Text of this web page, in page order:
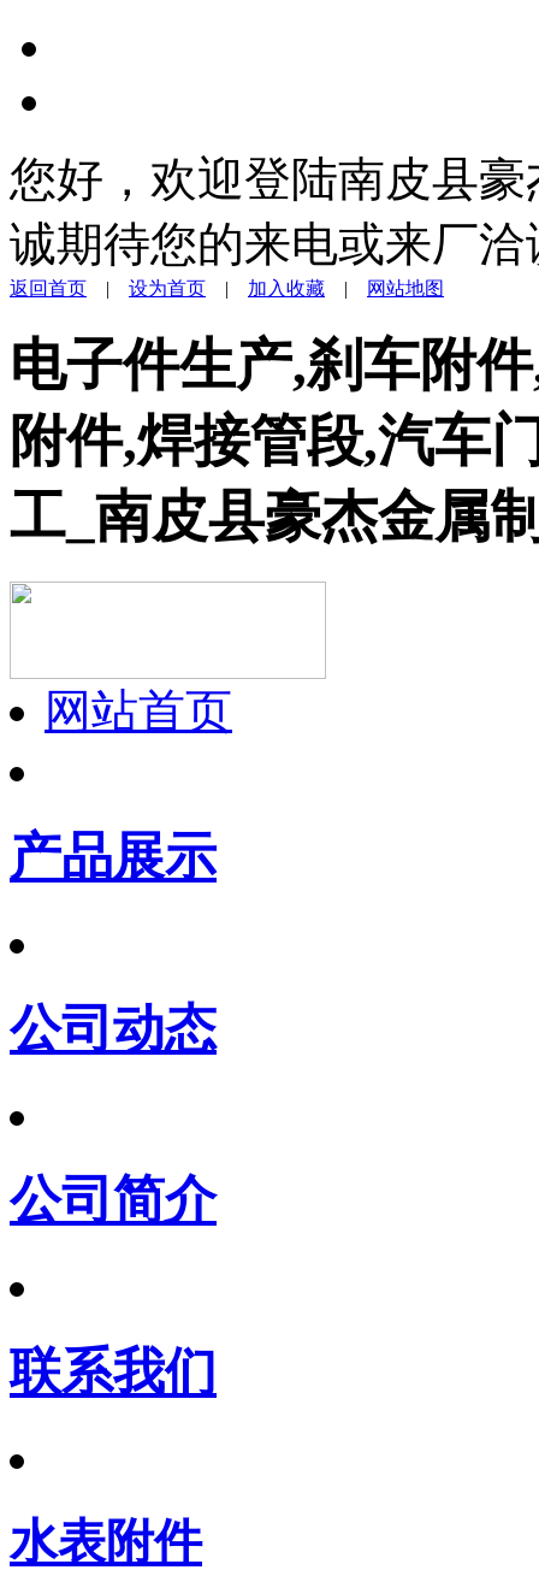
您好，欢迎登陆南皮县
诚期待您的来电或来厂洽
返回首页 | 设为首页 | 加入收藏 | 网站地图
电子件生产,刹车附
附件,焊接管段,汽车
工_南皮县豪杰金属
网站首页
产品展示
公司动态
公司简介
联系我们
水表附件